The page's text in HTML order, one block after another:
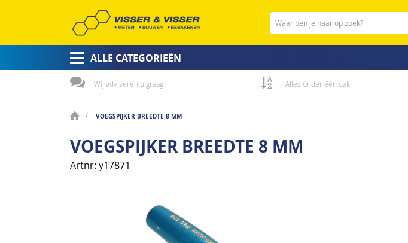
Zoeken
ALLE CATEGORIEËN
Wij adviseren u graag Alles onder één dak
VOEGSPIJKER BREEDTE 8 MM
VOEGSPIJKER BREEDTE 8 MM
Artnr y17871